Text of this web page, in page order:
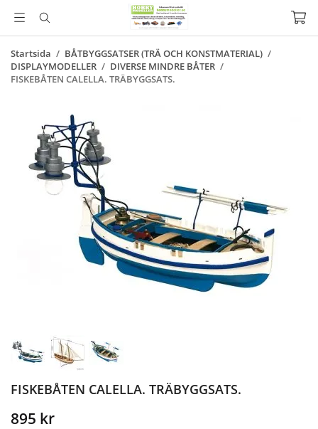
Startsida / BÅTBYGGSATSER (TRÄ OCH KONSTMATERIAL) /
DISPLAYMODELLER / DIVERSE MINDRE BÅTER /
FISKEBÅTEN CALELLA. TRÄBYGGSATS.
FISKEBÅTEN CALELLA. TRÄBYGGSATS.
895 kr